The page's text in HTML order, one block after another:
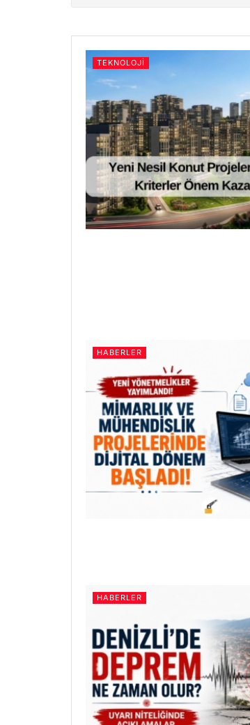
TEKNOLOJI
HABERLER
HABERLER